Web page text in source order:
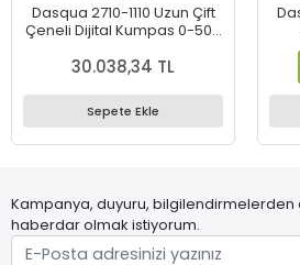
Dasqua 2710-1110 Uzun Çift
Çeneli Dijital Kumpas 0-500
30.038,34 TL
Sepete Ekle
Kampanya, duyuru,
haberdar olmak istiyorum.